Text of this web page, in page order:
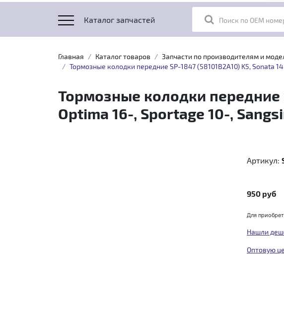
Каталог запчастей Поиск по OEM
Главная Каталог товаров Запчасти по производителям и
Тормозные колодки передние SP-1847 (58101B2A10) K5, Sonata
Тормозные колодки передние
Optima 16-, Sportage 10-,
Артикул:
950 руб
Для
Нашли
Оптовую